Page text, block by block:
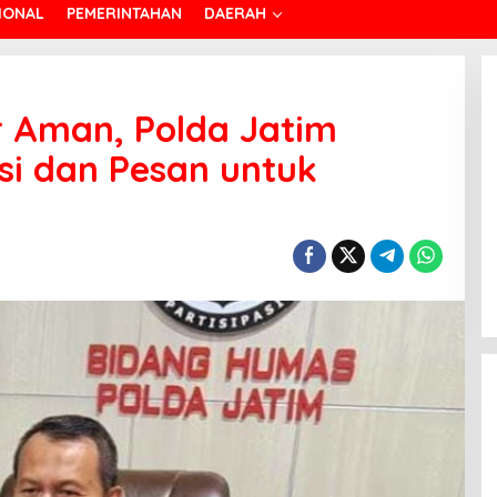
PEMERINTAHAN DAERAH
Polda Jatim
dan Pesan untuk
KBPP Polri 2026–2031, Awali
Konsolidasi Organisasi Nasional
Juli 29, 2026